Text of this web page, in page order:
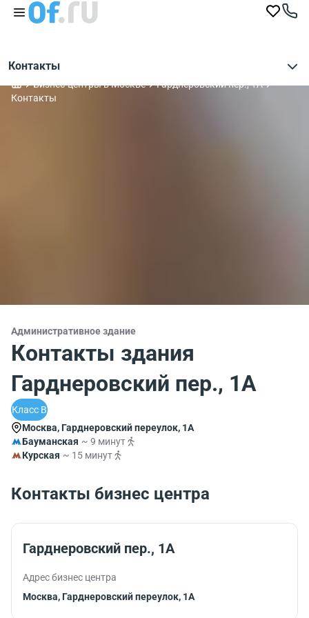
Контакты
Бизнес-центры в Москве
Гарднеровский пер., 1А
Контакты
Административное здание
Контакты здания
Гарднеровский пер., 1А
Класс B
Москва, Гарднеровский переулок, 1А
Бауманская ~ 9 минут
Курская ~ 15 минут
Контакты бизнес центра
Гарднеровский пер., 1А
Адрес бизнес центра
Москва, Гарднеровский переулок, 1А